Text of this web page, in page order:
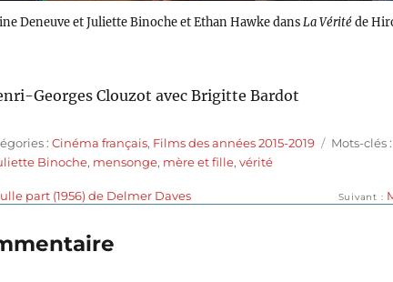
Deneuve et Juliette Binoche et Ethan Hawke dans La Véritéde
Georges Clouzot avec Brigitte Bardot
:Cinéma français, Films des années 2015-2019 Étiquettes
Mots-clés
Binoche, mensonge, mère et fille,vérité
part (1956) de Delmer Daves Suivant